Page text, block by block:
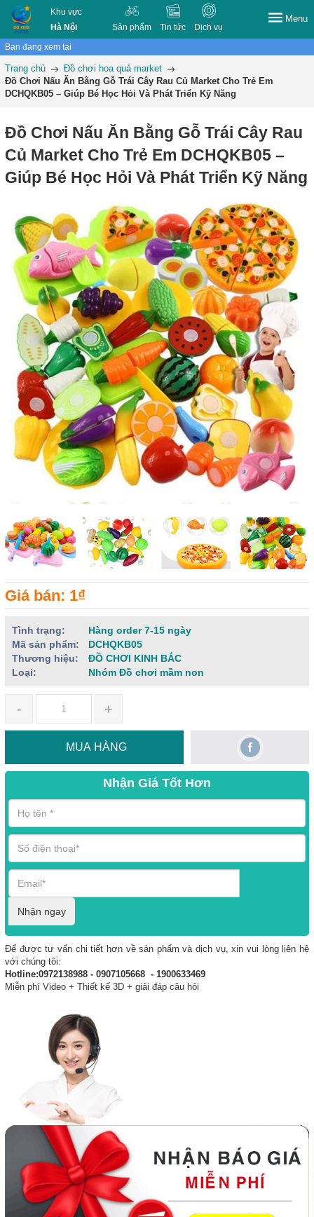
Khu vực
Hà Nội
Sản phẩm Tin tức Dịch vụ
Menu
Bạn đang xem tại
Trang chủ
Đồ chơi hoa quả market
Đồ Chơi Nấu Ăn Bằng Gỗ Trái Cây Rau Củ Market Cho Trẻ Em
DCHQKB05 – Giúp Bé Học Hỏi Và Phát Triển Kỹ Năng
Đồ Chơi Nấu Ăn Bằng Gỗ Trái Cây Rau
Củ Market Cho Trẻ Em DCHQKB05 –
Giúp Bé Học Hỏi Và Phát Triển Kỹ Năng
Giá bán: 1₫
Tình trạng:
Hàng order 7-15 ngày
Mã sản phẩm:
DCHQKB05
Thương hiệu:
ĐỒ CHƠI KINH BẮC
Loại:
Nhóm Đồ chơi mầm non
- +
MUA HÀNG
Nhận Giá Tốt Hơn
Nhận ngay
Để được tư vấn chi tiết hơn về sản phẩm và dịch vụ, xin vui lòng liên hệ
với chúng tôi:
Hotline:0972138988 - 0907105668 - 1900633469
Miễn phí Video + Thiết kế 3D + giải đáp câu hỏi